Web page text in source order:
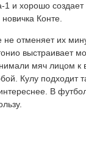
1 и хорошо
Конте.
не отменяет их
выстраивает
мяч лицом к
Кулу подходит
В